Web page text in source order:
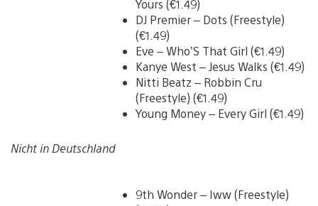
Yours (€1.49)
DJ Premier – Dots (Freestyle)
(€1.49)
Eve – Who’S That Girl (€1.49)
Kanye West – Jesus Walks (€1.49)
Nitti Beatz – Robbin Cru
(Freestyle) (€1.49)
Young Money – Every Girl (€1.49)
Nicht in Deutschland
9th Wonder – Iww (Freestyle)